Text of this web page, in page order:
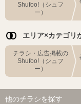
Shufoo!（シュフ
ー）
エリア×カテゴリ
チラシ・広告掲載の
Shufoo!（シュフ
ー）
他のチラシを探す